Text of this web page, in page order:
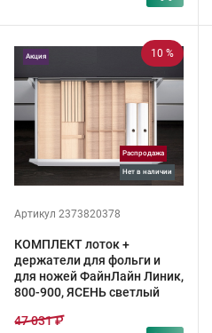
10 %
Распродажа
Нет в наличии
Акция
Артикул 2373820378
КОМПЛЕКТ лоток +
держатели для фольги и
для ножей ФайнЛайн Линик,
800-900, ЯСЕНЬ светлый
47 031 ₽